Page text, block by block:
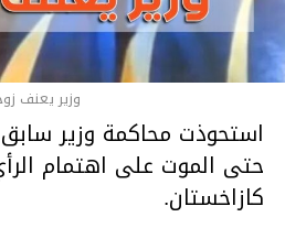
وزير يعنف
استحوذت محاكمة وزير
حتى الموت على اهتمام
كازاخستان.